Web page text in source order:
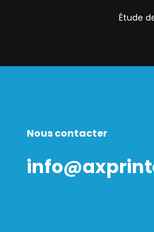
Étude
Nous contacter